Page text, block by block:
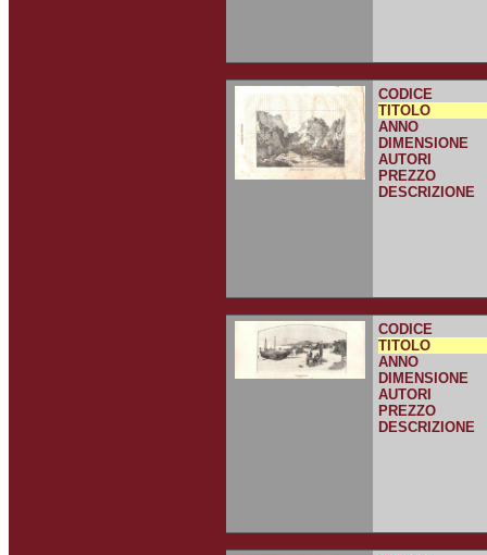
CODICE
TITOLO
ANNO
DIMENSIONE
AUTORI
PREZZO
DESCRIZIONE
CODICE
TITOLO
ANNO
DIMENSIONE
AUTORI
PREZZO
DESCRIZIONE